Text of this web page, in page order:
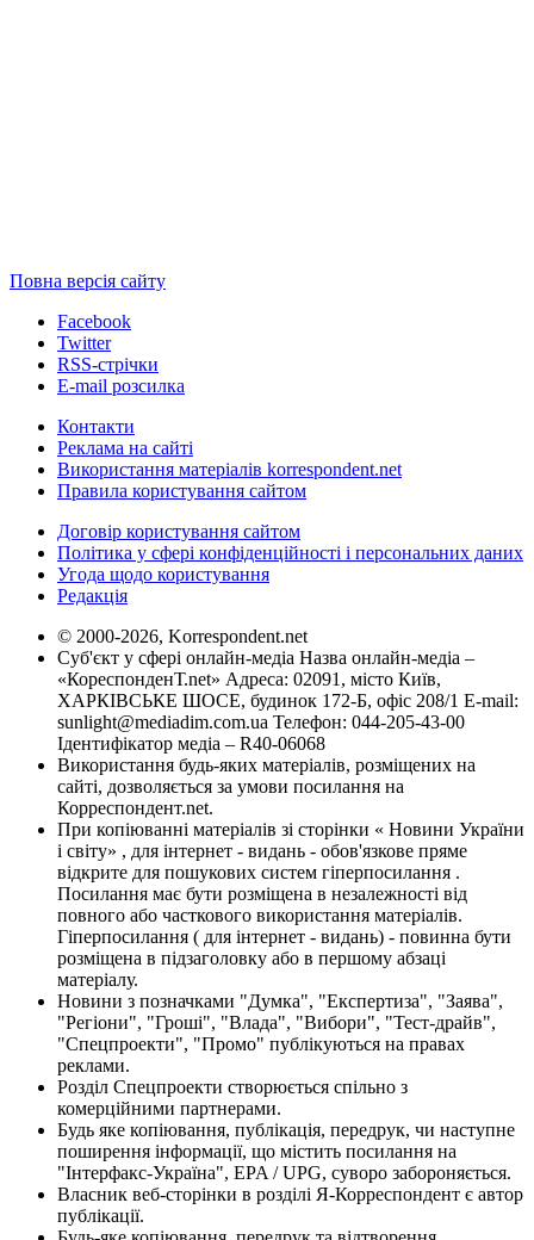
Повна версія сайту
Facebook
Twitter
RSS-стрічки
E-mail розсилка
Контакти
Реклама на сайті
Використання матеріалів korrespondent.net
Правила користування сайтом
Договір користування сайтом
Політика у сфері конфіденційності і персональних даних
Угода щодо користування
Редакція
© 2000-2026, Korrespondent.net
Суб'єкт у сфері онлайн-медіа Назва онлайн-медіа –
«КореспонденТ.net» Адреса: 02091, місто Київ,
ХАРКІВСЬКЕ ШОСЕ, будинок 172-Б, офіс 208/1 E-mail:
sunlight@mediadim.com.ua Телефон: 044-205-43-00
Ідентифікатор медіа – R40-06068
Використання будь-яких матеріалів, розміщених на
сайті, дозволяється за умови посилання на
Корреспондент.net.
При копіюванні матеріалів зі сторінки « Новини України
і світу» , для інтернет - видань - обов'язкове пряме
відкрите для пошукових систем гіперпосилання .
Посилання має бути розміщена в незалежності від
повного або часткового використання матеріалів.
Гіперпосилання ( для інтернет - видань) - повинна бути
розміщена в підзаголовку або в першому абзаці
матеріалу.
Новини з позначками "Думка", "Експертиза", "Заява",
"Регіони", "Гроші", "Влада", "Вибори", "Тест-драйв",
"Спецпроекти", "Промо" публікуються на правах
реклами.
Розділ Спецпроекти створюється спільно з
комерційними партнерами.
Будь яке копіювання, публікація, передрук, чи наступне
поширення інформації, що містить посилання на
"Інтерфакс-Україна", EPA / UPG, суворо забороняється.
Власник веб-сторінки в розділі Я-Корреспондент є автор
публікації.